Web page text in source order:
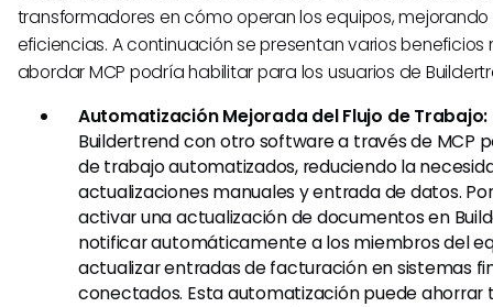
transformadores en cómo operan los equipos,
eficiencias. A continuación se presentan varios
abordar MCP podría habilitar para los usuarios de
Automatización Mejorada del Flujo de Trabajo:
Buildertrend con otro software a través de MCP
de trabajo automatizados, reduciendo la
actualizaciones manuales y entrada de datos.
activar una actualización de documentos en
notificar automáticamente a los miembros del
actualizar entradas de facturación en sistemas
conectados. Esta automatización puede ahorrar